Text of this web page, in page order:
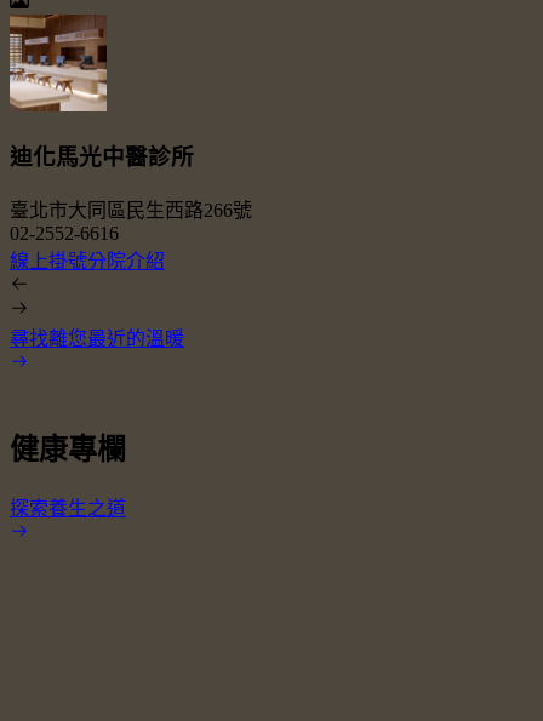
迪化馬光中醫診所
臺北市大同區民生西路266號
02-2552-6616
線上掛號分院介紹
尋找離您最近的溫暖
健康專欄
探索養生之道